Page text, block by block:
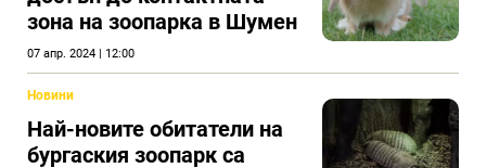
зона на зоопарка в Шумен
07 апр. 2024 | 12:00
Новини
Най-новите обитатели на
бургаския зоопарк са